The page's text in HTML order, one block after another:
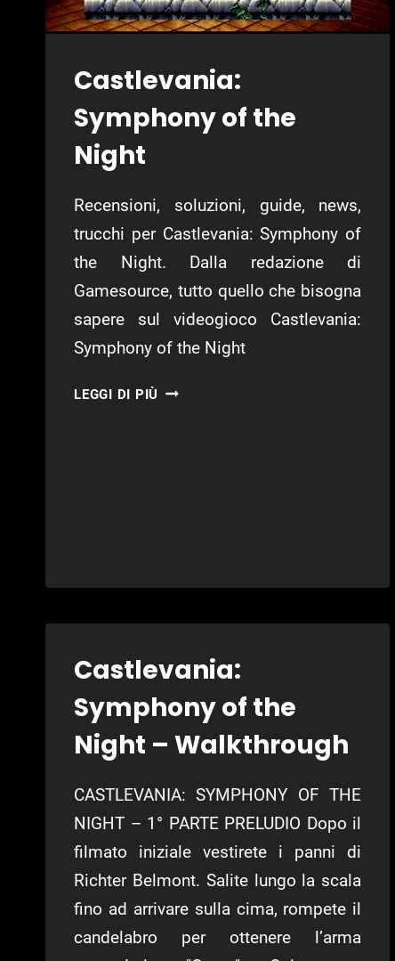
Castlevania:
Symphony of the
Night
Recensioni, soluzioni, guide, news,
trucchi per Castlevania: Symphony of
the Night. Dalla redazione di
Gamesource, tutto quello che bisogna
sapere sul videogioco Castlevania:
Symphony of the Night
LEGGI DI PIÙ CASTLEVANIA:
Castlevania:
Symphony of the
Night – Walkthrough
CASTLEVANIA: SYMPHONY OF THE
NIGHT – 1° PARTE PRELUDIO Dopo il
filmato iniziale vestirete i panni di
Richter Belmont. Salite lungo la scala
fino ad arrivare sulla cima, rompete il
candelabro per ottenere l’arma